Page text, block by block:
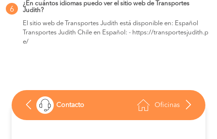
6
¿En cuántos idiomas puedo ver el sitio web de Transportes
Judith?
El sitio web de Transportes Judith está disponible en: Español
Transportes Judith Chile en Español: - https://transportesjudith.p
e/
Contacto Oficinas